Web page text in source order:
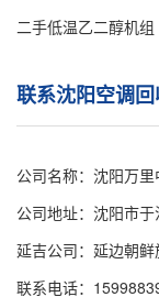
二手低温乙二醇机组
联系沈阳空调
公司名称：沈阳万
公司地址：沈阳市
延吉公司：延边朝
联系电话：